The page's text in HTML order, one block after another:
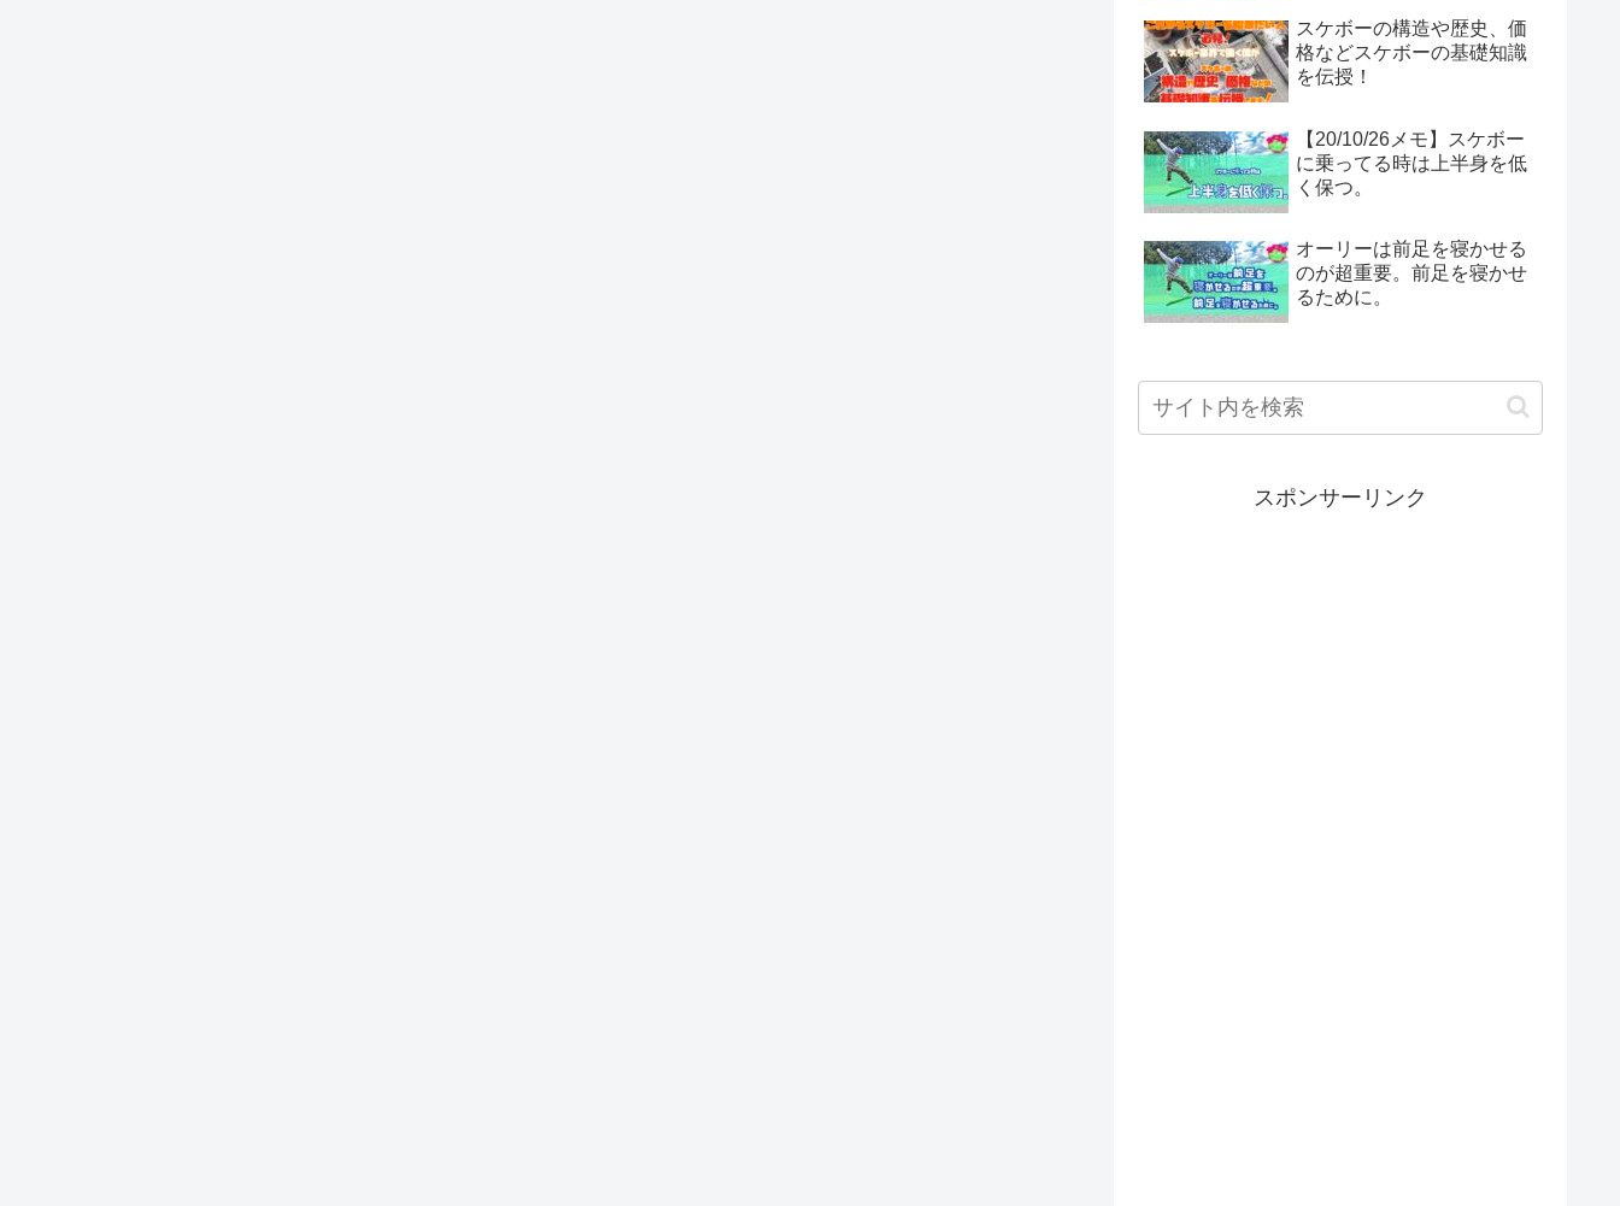
スケボーの構造や歴史、価
格などスケボーの基礎知識
を伝授！
【20/10/26メモ】スケボー
に乗ってる時は上半身を低
く保つ。
オーリーは前足を寝かせる
のが超重要。前足を寝かせ
るために。
スポンサーリンク